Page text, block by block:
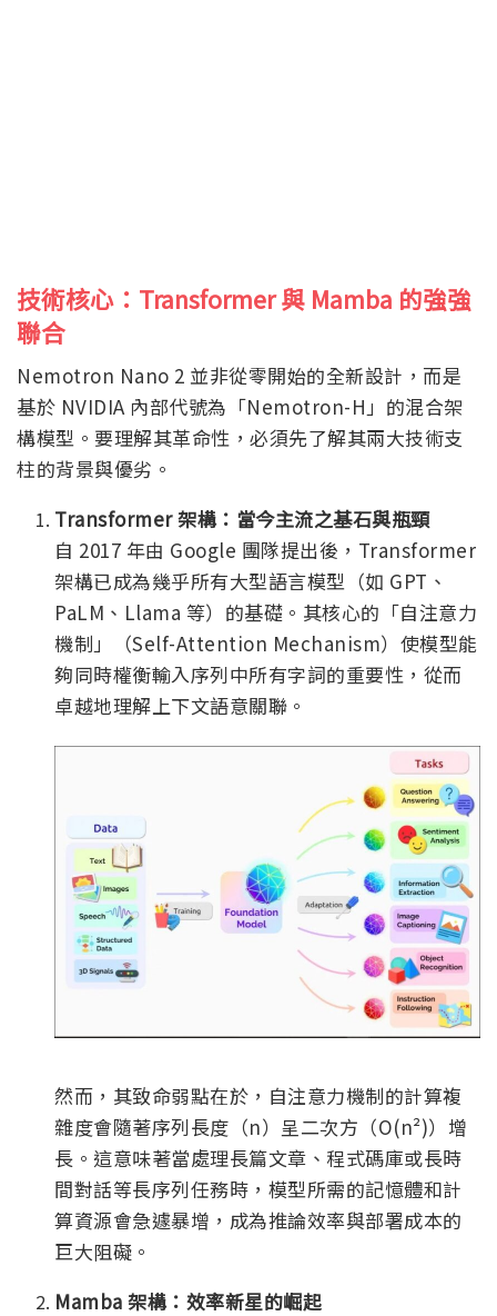
技術核心：Transformer 與 Mamba 的強強
聯合
Nemotron Nano 2 並非從零開始的全新設計，而是
基於 NVIDIA 內部代號為「Nemotron-H」的混合架
構模型。要理解其革命性，必須先了解其兩大技術支
柱的背景與優劣。
Transformer 架構：當今主流之基石與瓶頸
自 2017 年由 Google 團隊提出後，Transformer
架構已成為幾乎所有大型語言模型（如 GPT、
PaLM、Llama 等）的基礎。其核心的「自注意力
機制」（Self-Attention Mechanism）使模型能
夠同時權衡輸入序列中所有字詞的重要性，從而
卓越地理解上下文語意關聯。
然而，其致命弱點在於，自注意力機制的計算複
雜度會隨著序列長度（n）呈二次方（O(n²)）增
長。這意味著當處理長篇文章、程式碼庫或長時
間對話等長序列任務時，模型所需的記憶體和計
算資源會急遽暴增，成為推論效率與部署成本的
巨大阻礙。
Mamba 架構：效率新星的崛起